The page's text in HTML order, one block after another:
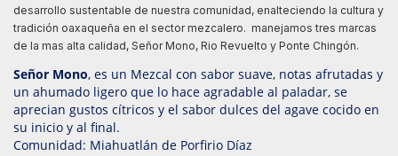
desarrollo sustentable de nuestra comunidad, enalteciendo la cultura y
tradición oaxaqueña en el sector mezcalero. manejamos tres marcas
de la mas alta calidad, Señor Mono, Rio Revuelto y Ponte Chingón.
Señor Mono, es un Mezcal con sabor suave, notas afrutadas y
un ahumado ligero que lo hace agradable al paladar, se
aprecian gustos cítricos y el sabor dulces del agave cocido en
su inicio y al final.
Comunidad: Miahuatlán de Porfirio Díaz